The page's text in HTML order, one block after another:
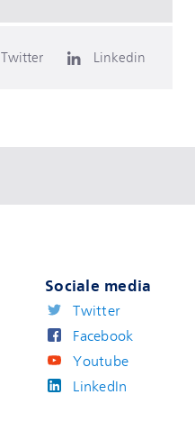
Twitter Linkedin
Sociale media
Twitter
Facebook
Youtube
LinkedIn